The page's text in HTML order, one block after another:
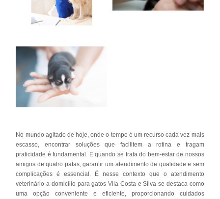
No mundo agitado de hoje, onde o tempo é um recurso cada vez mais
escasso, encontrar soluções que facilitem a rotina e tragam
praticidade é fundamental. E quando se trata do bem-estar de nossos
amigos de quatro patas, garantir um atendimento de qualidade e sem
complicações é essencial. É nesse contexto que o atendimento
veterinário a domicílio para gatos Vila Costa e Silva se destaca como
uma opção conveniente e eficiente, proporcionando cuidados